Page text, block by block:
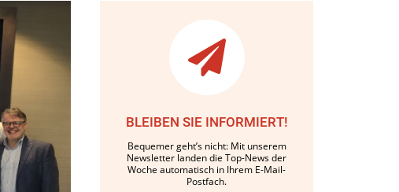
BLEIBEN SIE INFORMIERT!
Bequemer geht’s nicht: Mit unserem
Newsletter landen die Top-News der
Woche automatisch in Ihrem E-Mail-
Postfach.